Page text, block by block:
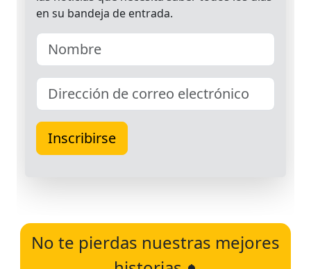
No te pierdas nuestras mejores